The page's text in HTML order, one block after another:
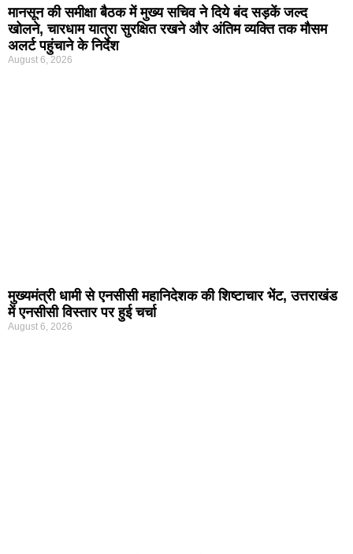
मानसून की समीक्षा बैठक में मुख्य सचिव ने दिये बंद सड़कें जल्द
खोलने, चारधाम यात्रा सुरक्षित रखने और अंतिम व्यक्ति तक मौसम
अलर्ट पहुंचाने के निर्देश
August 6, 2026
मुख्यमंत्री धामी से एनसीसी महानिदेशक की शिष्टाचार भेंट, उत्तराखंड
में एनसीसी विस्तार पर हुई चर्चा
August 6, 2026